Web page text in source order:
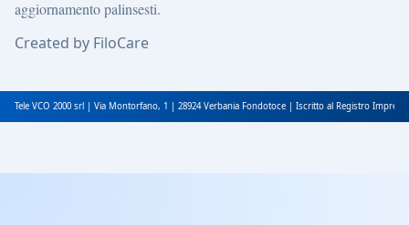
aggiornamento palinsesti.
Created by FiloCare
Tele VCO 2000 srl | Via Montorfano, 1 | 28924 Verbania Fondotoce | Iscritto al Registro Imprese